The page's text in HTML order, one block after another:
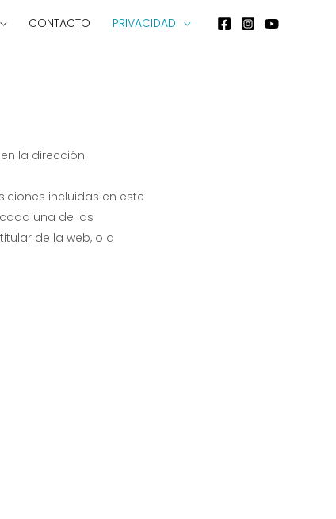
CONTACTO PRIVACIDAD
la dirección
incluidas en este
una de las
de la web, o a